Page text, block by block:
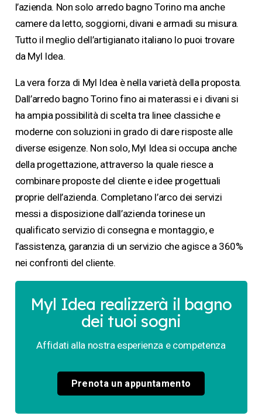
l’azienda. Non solo arredo bagno Torino ma anche
camere da letto, soggiorni, divani e armadi su misura.
Tutto il meglio dell’artigianato italiano lo puoi trovare
da Myl Idea.
La vera forza di Myl Idea è nella varietà della proposta.
Dall’arredo bagno Torino fino ai materassi e i divani si
ha ampia possibilità di scelta tra linee classiche e
moderne con soluzioni in grado di dare risposte alle
diverse esigenze. Non solo, Myl Idea si occupa anche
della progettazione, attraverso la quale riesce a
combinare proposte del cliente e idee progettuali
proprie dell’azienda. Completano l’arco dei servizi
messi a disposizione dall’azienda torinese un
qualificato servizio di consegna e montaggio, e
l’assistenza, garanzia di un servizio che agisce a 360%
nei confronti del cliente.
Myl Idea realizzerà il bagno
dei tuoi sogni
Affidati alla nostra esperienza e competenza
Prenota un appuntamento